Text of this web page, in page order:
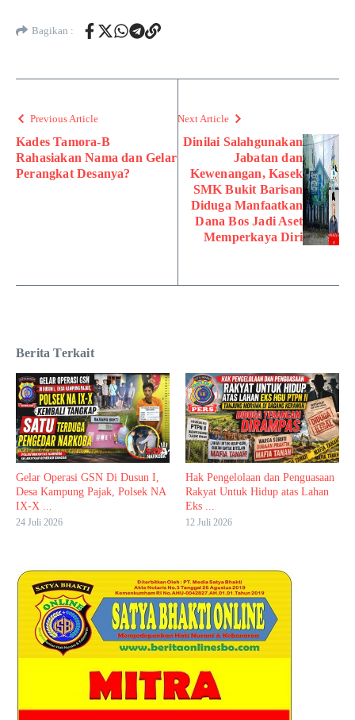
Bagikan :
Previous Article
Kades Tamora-B
Rahasiakan Nama dan Gelar
Perangkat Desanya?
Next Article
Dinilai Salahgunakan
Jabatan dan
Kewenangan, Kasek
SMK Bukit Barisan
Diduga Manfaatkan
Dana Bos Jadi Aset
Memperkaya Diri
Berita Terkait
Gelar Operasi GSN Di Dusun I,
Desa Kampung Pajak, Polsek NA
IX-X ...
24 Juli 2026
Hak Pengelolaan dan Penguasaan
Rakyat Untuk Hidup atas Lahan
Eks ...
12 Juli 2026